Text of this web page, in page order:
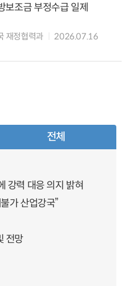
보조금 부정수급 일제
재정협력과
2026.07.16
전체
강력 대응 의지 밝혀
가 산업강국”
전망